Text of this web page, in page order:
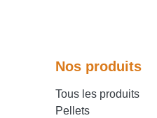
Nos produits
Tous les produits
Pellets